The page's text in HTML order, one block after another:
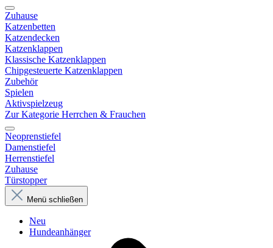
Zuhause
Katzenbetten
Katzendecken
Katzenklappen
Klassische Katzenklappen
Chipgesteuerte Katzenklappen
Zubehör
Spielen
Aktivspielzeug
Zur Kategorie Herrchen & Frauchen
Neoprenstiefel
Damenstiefel
Herrenstiefel
Zuhause
Türstopper
Menü schließen
Neu
Hundeanhänger